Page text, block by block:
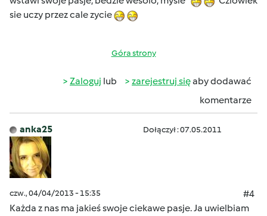
sie uczy przez cale zycie
Góra strony
Zaloguj lub zarejestruj sięaby dodawać
komentarze
anka25 Dołączył : 07.05.2011
czw., 04/04/2013 - 15:35
#4
Każda z nas ma jakieś swoje ciekawe pasje. Ja uwielbiam